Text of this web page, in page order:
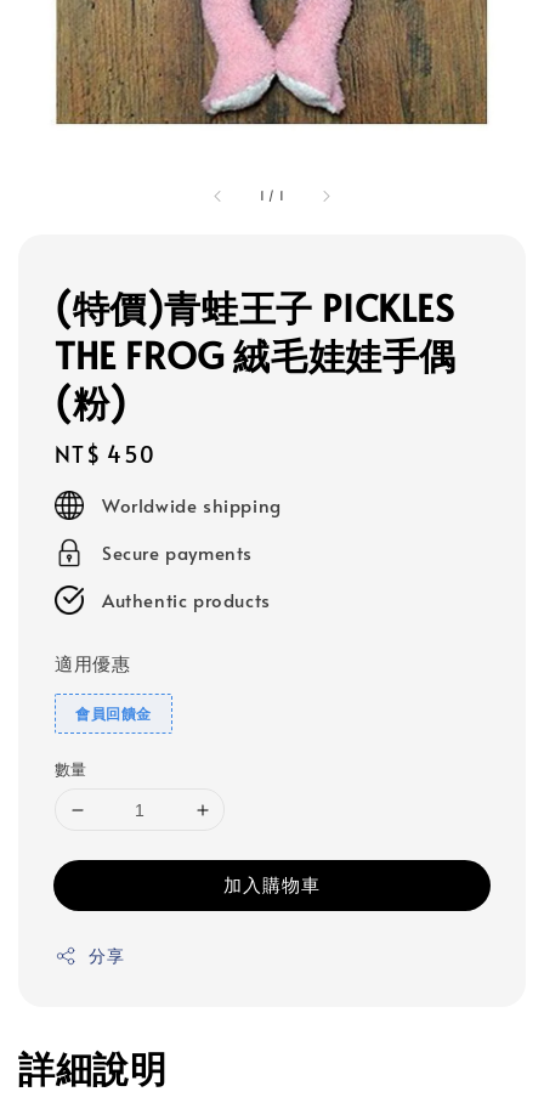
1 / 1
(特價)青蛙王子 PICKLES
THE FROG 絨毛娃娃手偶
(粉)
Regular
price
NT$ 450
Worldwide shipping
Secure payments
Authentic products
適用優惠
會員回饋金
數量
加入購物車
分享
詳細說明